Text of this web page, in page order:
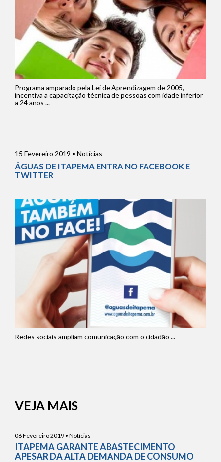
Programa amparado pela Lei de Aprendizagem de 2005,
incentiva a capacitação técnica de pessoas com idade inferior
a 24 anos ...
15 Fevereiro 2019 • Notícias
ÁGUAS DE ITAPEMA ENTRA NO FACEBOOK E
TWITTER
Redes sociais ampliam comunicação com o cidadão ...
VEJA MAIS
06 Fevereiro 2019 • Notícias
ITAPEMA GARANTE ABASTECIMENTO
APESAR DA ALTA DEMANDA DE CONSUMO